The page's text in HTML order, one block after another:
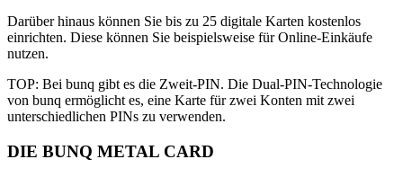
Darüber hinaus können Sie bis zu 25 digitale Karten kostenlos
einrichten. Diese können Sie beispielsweise für Online-Einkäufe
nutzen.
TOP: Bei bunq gibt es die Zweit-PIN. Die Dual-PIN-Technologie
von bunq ermöglicht es, eine Karte für zwei Konten mit zwei
unterschiedlichen PINs zu verwenden.
DIE BUNQ METAL CARD